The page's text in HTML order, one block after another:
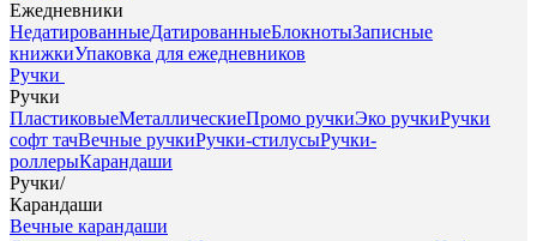
Ежедневники
НедатированныеДатированныеБлокнотыЗаписные
книжкиУпаковка для ежедневников
Ручки
Ручки
ПластиковыеМеталлическиеПромо ручкиЭко ручкиРучки
софт тачВечные ручкиРучки-стилусыРучки-
роллерыКарандаши
Ручки/
Карандаши
Вечные карандаши